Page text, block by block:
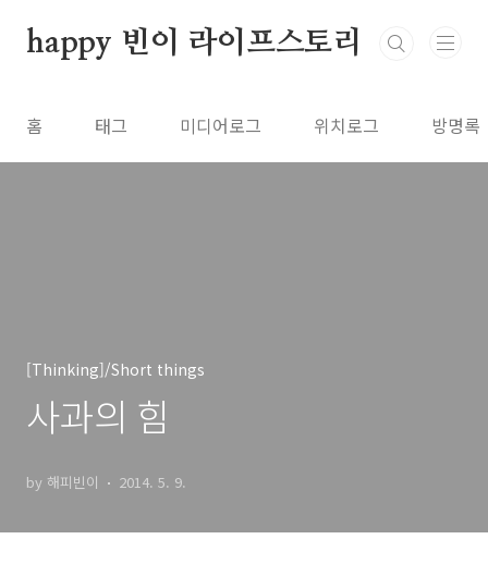
happy 빈이 라이프스토리
홈 태그 미디어로그 위치로그 방명록
[Thinking]/Short things
사과의 힘
by 해피빈이 2014. 5. 9.